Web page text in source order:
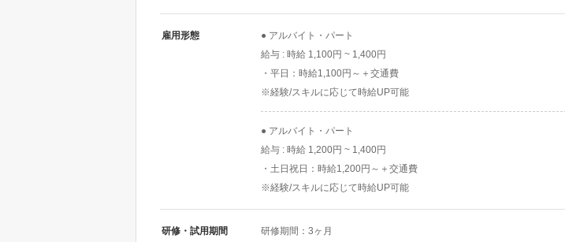
雇用形態
● アルバイト・パート
給与 : 時給 1,100円 ~ 1,400円
・平日：時給1,100円～＋交通費
※経験/スキルに応じて時給UP可能
● アルバイト・パート
給与 : 時給 1,200円 ~ 1,400円
・土日祝日：時給1,200円～＋交通費
※経験/スキルに応じて時給UP可能
研修・試用期間
研修期間：3ヶ月